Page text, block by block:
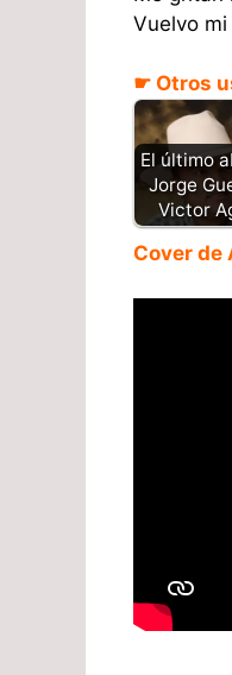
Vuelvo
☛ Otros
El último
Jorge
Victor
Cover de